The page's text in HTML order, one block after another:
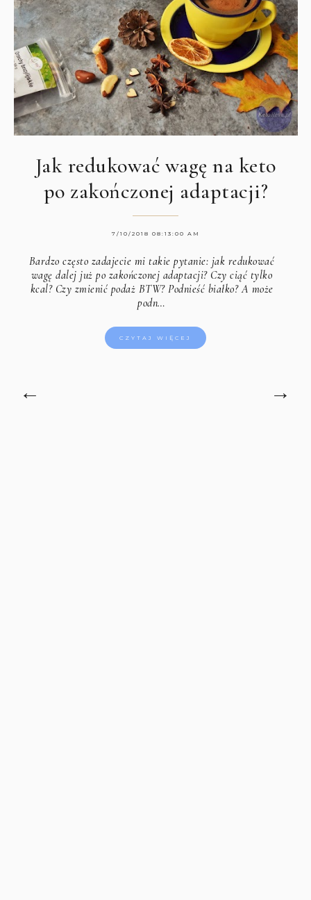
Jak redukować wagę na keto
po zakończonej adaptacji?
7/10/2018 08:13:00 AM
Bardzo często zadajecie mi takie pytanie: jak redukować
wagę dalej już po zakończonej adaptacji? Czy ciąć tylko
kcal? Czy zmienić podaż BTW? Podnieść białko? A może
podn…
CZYTAJ WIĘCEJ
← →